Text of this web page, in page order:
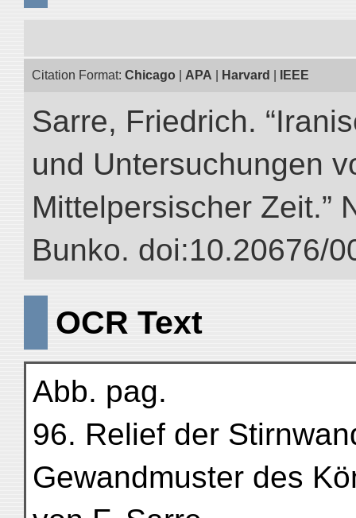
Citation Format: Chicago APA Harvard IEEE
Sarre, Friedrich.
und Untersuchungen
Mittelpersischer Zeit.”
Bunko. doi:10.20676/
OCR Text
Abb. pag.
96. Relief der
Gewandmuster des